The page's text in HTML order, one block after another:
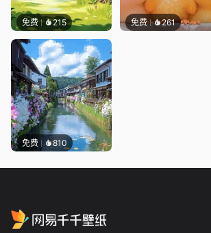
免费 215 免费 261
免费 810